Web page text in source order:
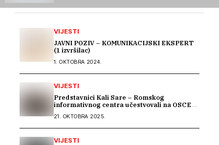
VIJESTI
JAVNI POZIV – KOMUNIKACIJSKI EKSPERT
(1 izvršilac)
1. OKTOBRA 2024.
VIJESTI
Predstavnici Kali Sare – Romskog
informativnog centra učestvovali na OSCE
21. OKTOBRA 2025.
VIJESTI